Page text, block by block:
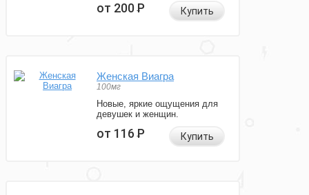
от 200Р Купить
Женская Виагра
100мг
Новые, яркие ощущения для
девушек и женщин.
от 116Р Купить